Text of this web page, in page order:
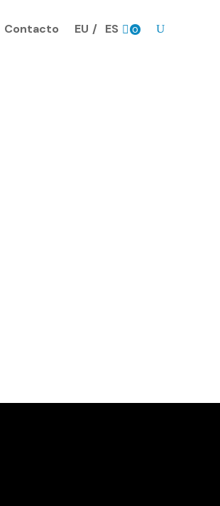
Contacto EU ES
0